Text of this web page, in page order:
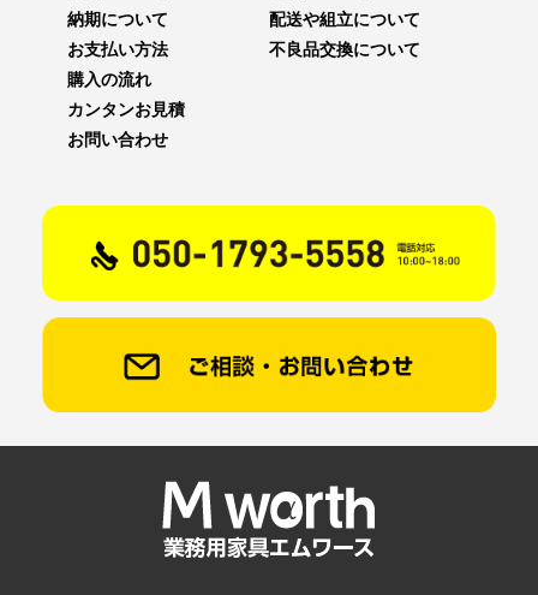
納期について
お支払い方法
配送や組立について
不良品交換について
購入の流れ
カンタンお見積
お問い合わせ